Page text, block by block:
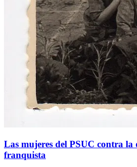
Las mujeres del PSUC contra la
franquista